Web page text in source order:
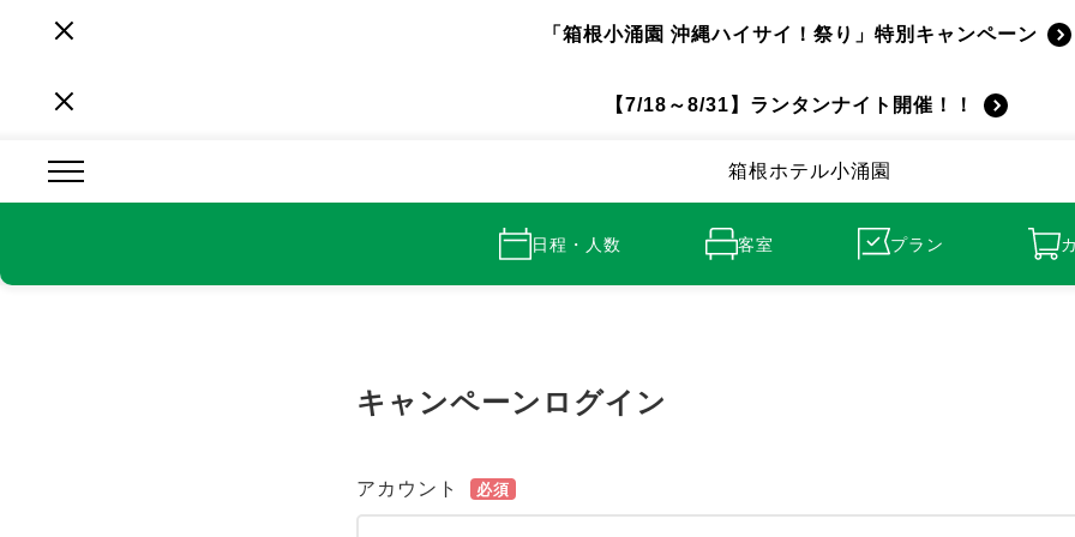
「箱根小涌園 沖縄ハイサイ！祭り」特別キャンペーン
【7/18～8/31】ランタンナイト開催！！
箱根ホテル小涌園
日程・人数 客室 プラン
キャンペーンログイン
アカウント 必須